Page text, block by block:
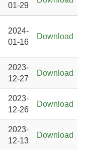
01-29
2024-
01-16
Download
2023-
12-27
Download
2023-
12-26
Download
2023-
12-13
Download